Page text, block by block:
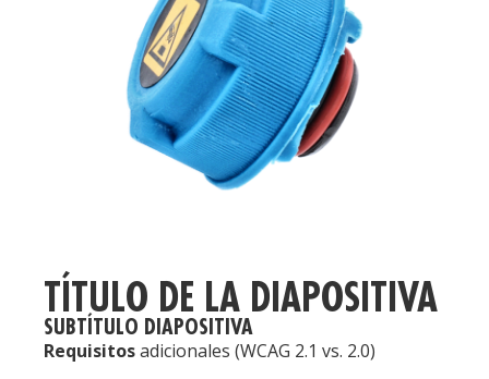
TÍTULO DE LA DIAPOSITIVA
SUBTÍTULO DIAPOSITIVA
Requisitosadicionales (WCAG 2.1 vs. 2.0)